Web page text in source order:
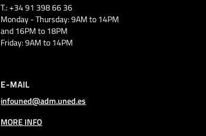
T.: +34 91 398 66 36
Monday - Thursday: 9AM to 14PM
and 16PM to 18PM
Friday: 9AM to 14PM
E-MAIL
infouned@adm.uned.es
MORE INFO